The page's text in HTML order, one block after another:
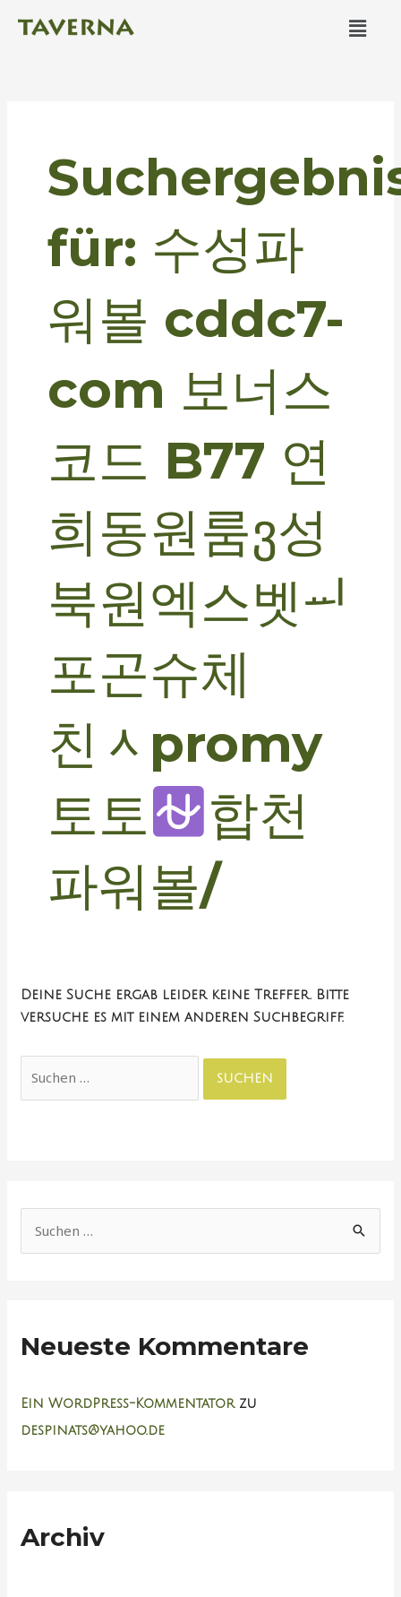
Inhalt
Menü
für: 수성파
워볼 cddc7-
com 보너스
코드 B77 연
희동원룸ვ성
북원엑스벳ᆈ
포곤슈체
친ᆺpromy
토토
합천
파워볼/
Deine Suche ergab leider keine Treffer. Bitte
versuche es mit einem anderen Suchbegriff.
e
n
a
Neueste Kommentare
Ein WordPress-Kommentatorzu
despinats@yahoo.de
Archiv